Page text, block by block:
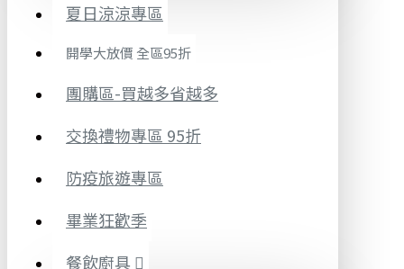
夏日涼涼專區
開學大放價 全區95折
團購區-買越多省越多
交換禮物專區 95折
防疫旅遊專區
畢業狂歡季
餐飲廚具